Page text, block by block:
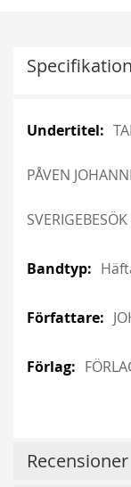
Information
PÅVEN
Recensioner